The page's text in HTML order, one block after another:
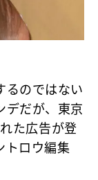
るのではない
デだが、東京
た広告が登
トロウ編集